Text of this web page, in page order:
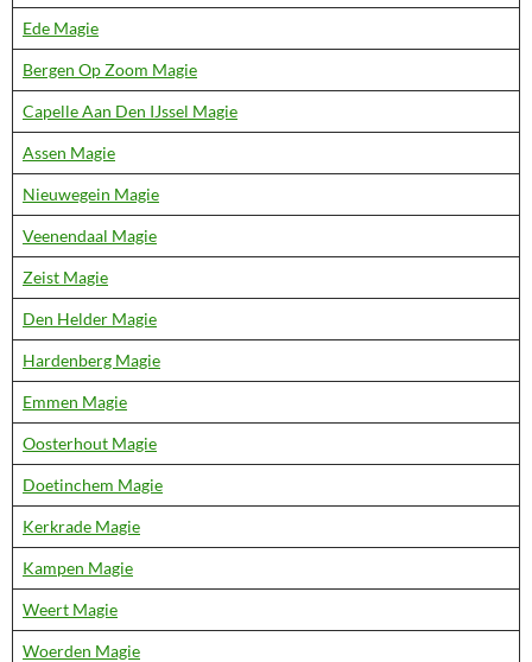
Ede Magie
Bergen Op Zoom Magie
Capelle Aan Den IJssel Magie
Assen Magie
Nieuwegein Magie
Veenendaal Magie
Zeist Magie
Den Helder Magie
Hardenberg Magie
Emmen Magie
Oosterhout Magie
Doetinchem Magie
Kerkrade Magie
Kampen Magie
Weert Magie
Woerden Magie